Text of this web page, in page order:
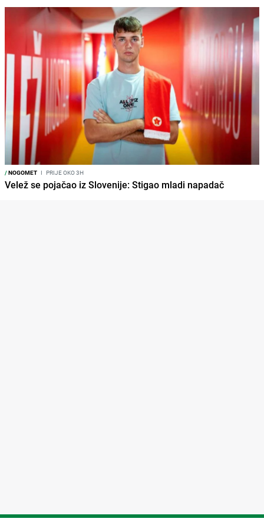
/NOGOMET I PRIJE OKO 3H
Velež se pojačao iz Slovenije: Stigao mladi napadač